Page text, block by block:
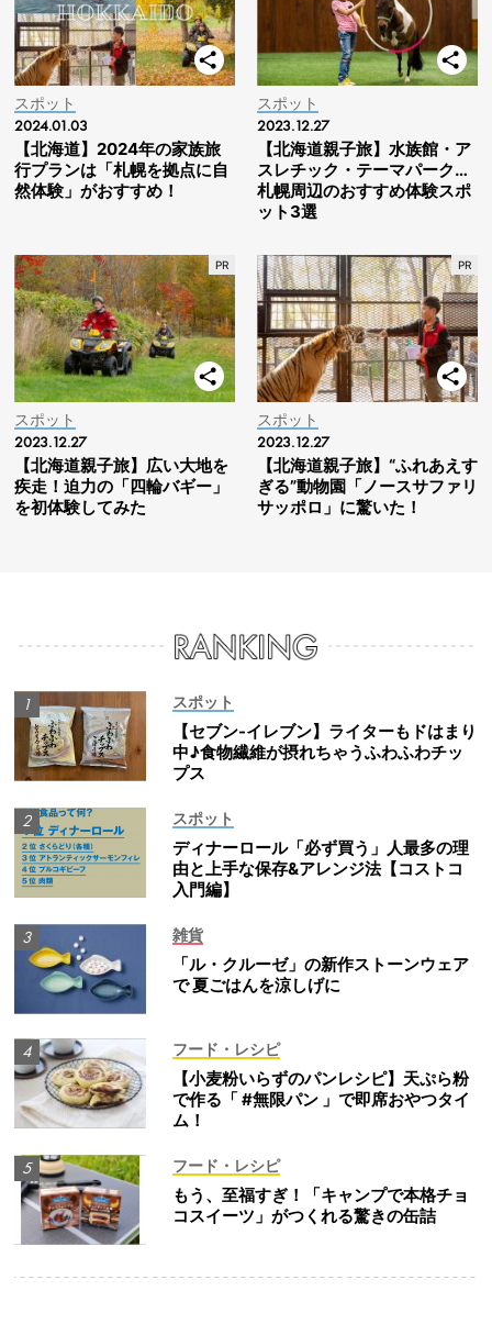
スポット
2024.01.03
【北海道】2024年の家族旅
行プランは「札幌を拠点に自
然体験」がおすすめ！
スポット
2023.12.27
【北海道親子旅】水族館・ア
スレチック・テーマパーク…
札幌周辺のおすすめ体験スポ
ット3選
スポット
2023.12.27
【北海道親子旅】広い大地を
疾走！迫力の「四輪バギー」
を初体験してみた
スポット
2023.12.27
【北海道親子旅】“ふれあえす
ぎる”動物園「ノースサファリ
サッポロ」に驚いた！
スポット
【セブン-イレブン】ライターもドはまり
中♪食物繊維が摂れちゃうふわふわチッ
プス
スポット
ディナーロール「必ず買う」人最多の理
由と上手な保存&アレンジ法【コストコ
入門編】
雑貨
「ル・クルーゼ」の新作ストーンウェア
で 夏ごはんを涼しげに
フード・レシピ
【小麦粉いらずのパンレシピ】天ぷら粉
で作る「 #無限パン 」で即席おやつタイ
ム！
フード・レシピ
もう、至福すぎ！「キャンプで本格チョ
コスイーツ」がつくれる驚きの缶詰